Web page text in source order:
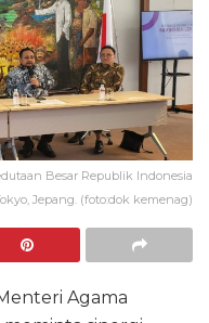
Besar Republik Indonesia
Jepang. (foto:dok kemenag)
Agama